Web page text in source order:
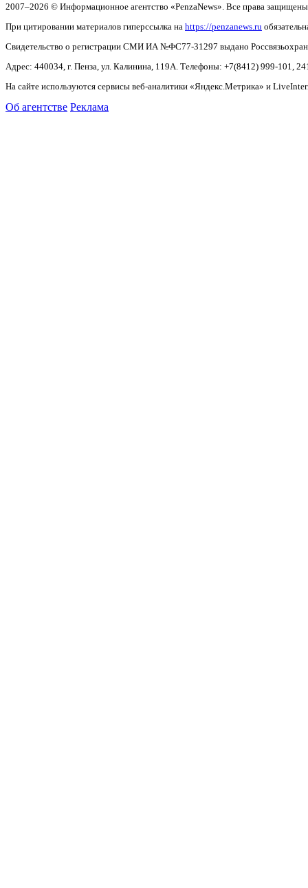
2007–2026 © Информационное агентство «PenzaNews». Все права
При цитировании материалов гиперссылка на https://penzanews.ru
Свидетельство о регистрации СМИ ИА №ФС77-31297 выдано
Адрес: 440034, г. Пенза, ул. Калинина, 119А. Телефоны: +7(8412) 999-101,
На сайте используются сервисы веб-аналитики «Яндекс.Метрика» и
Об агентстве Реклама